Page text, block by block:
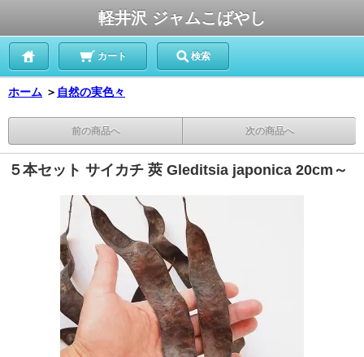
軽井沢 ジャムこばやし
カート 検索
ホーム ＞ 自然の実色々
前の商品へ 次の商品へ
５本セット サイカチ 莢 Gleditsia japonica 20cm～